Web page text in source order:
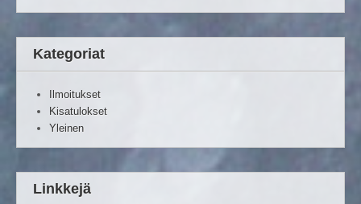
Kategoriat
Ilmoitukset
Kisatulokset
Yleinen
Linkkejä